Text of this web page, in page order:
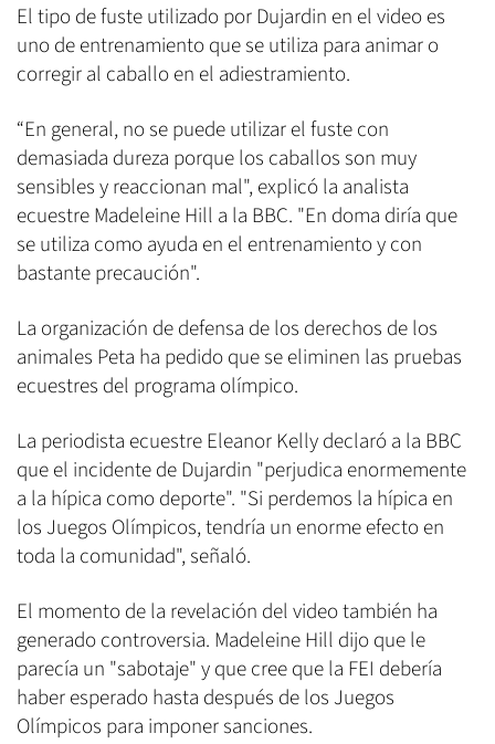
El tipo de fuste utilizado por Dujardin en el video es
uno de entrenamiento que se utiliza para animar o
corregir al caballo en el adiestramiento.
“En general, no se puede utilizar el fuste con
demasiada dureza porque los caballos son muy
sensibles y reaccionan mal", explicó la analista
ecuestre Madeleine Hill a la BBC. "En doma diría que
se utiliza como ayuda en el entrenamiento y con
bastante precaución".
La organización de defensa de los derechos de los
animales Peta ha pedido que se eliminen las pruebas
ecuestres del programa olímpico.
La periodista ecuestre Eleanor Kelly declaró a la BBC
que el incidente de Dujardin "perjudica enormemente
a la hípica como deporte". "Si perdemos la hípica en
los Juegos Olímpicos, tendría un enorme efecto en
toda la comunidad", señaló.
El momento de la revelación del video también ha
generado controversia. Madeleine Hill dijo que le
parecía un "sabotaje" y que cree que la FEI debería
haber esperado hasta después de los Juegos
Olímpicos para imponer sanciones.